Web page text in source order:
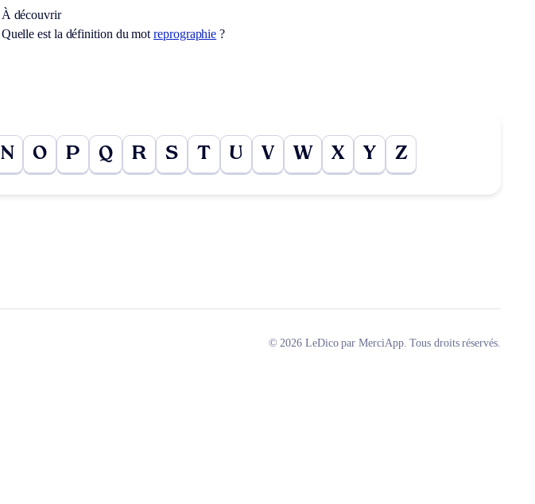
À découvrir
Quelle est la définition du motreprographie ?
N O P Q R S T U V W X Y Z
© 2026 LeDico par MerciApp. Tous droits réservés.